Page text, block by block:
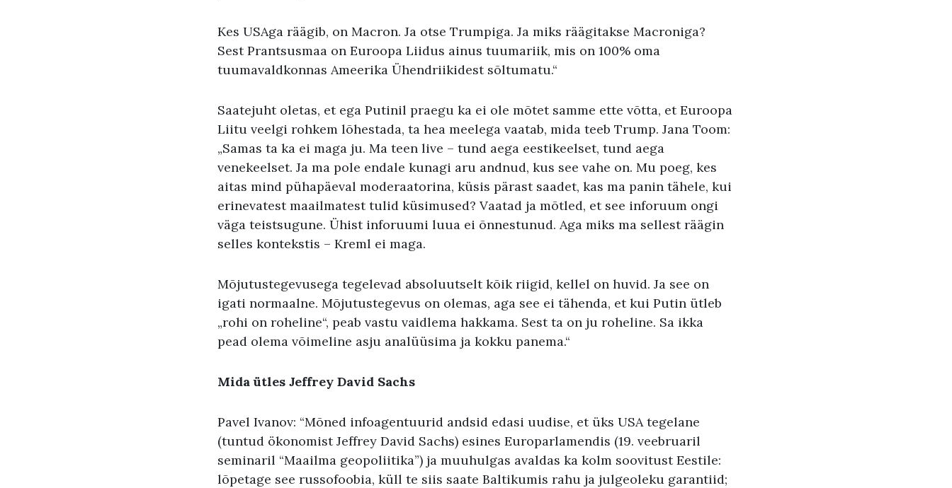
Kes USAga räägib, on Macron. Ja otse Trumpiga. Ja miks räägitakse Macroniga?
Sest Prantsusmaa on Euroopa Liidus ainus tuumariik, mis on 100% oma
tuumavaldkonnas Ameerika Ühendriikidest sõltumatu.“
Saatejuht oletas, et ega Putinil praegu ka ei ole mõtet samme ette võtta, et Euroopa
Liitu veelgi rohkem lõhestada, ta hea meelega vaatab, mida teeb Trump. Jana Toom:
„Samas ta ka ei maga ju. Ma teen live – tund aega eestikeelset, tund aega
venekeelset. Ja ma pole endale kunagi aru andnud, kus see vahe on. Mu poeg, kes
aitas mind pühapäeval moderaatorina, küsis pärast saadet, kas ma panin tähele, kui
erinevatest maailmatest tulid küsimused? Vaatad ja mõtled, et see inforuum ongi
väga teistsugune. Ühist inforuumi luua ei õnnestunud. Aga miks ma sellest räägin
selles kontekstis – Kreml ei maga.
Mõjutustegevusega tegelevad absoluutselt kõik riigid, kellel on huvid. Ja see on
igati normaalne. Mõjutustegevus on olemas, aga see ei tähenda, et kui Putin ütleb
„rohi on roheline“, peab vastu vaidlema hakkama. Sest ta on ju roheline. Sa ikka
pead olema võimeline asju analüüsima ja kokku panema.“
Mida ütles Jeffrey David Sachs
Pavel Ivanov: “Mõned infoagentuurid andsid edasi uudise, et üks USA tegelane
(tuntud ökonomist Jeffrey David Sachs) esines Europarlamendis (19. veebruaril
seminaril “Maailma geopoliitika”) ja muuhulgas avaldas ka kolm soovitust Eestile:
lõpetage see russofoobia, küll te siis saate Baltikumis rahu ja julgeoleku garantiid;